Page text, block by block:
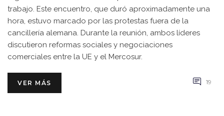
trabajo. Este encuentro, que duró aproximadamente una
hora, estuvo marcado por las protestas fuera de la
cancillería alemana. Durante la reunión, ambos líderes
discutieron reformas sociales y negociaciones
comerciales entre la UE y el Mercosur.
VER MÁS 19